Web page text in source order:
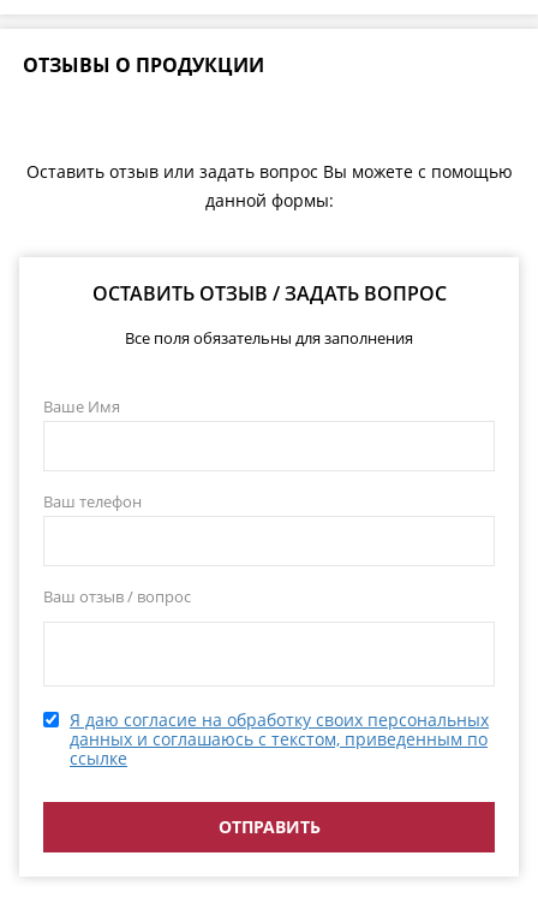
ОТЗЫВЫ О ПРОДУКЦИИ
Оставить отзыв или задать вопрос Вы можете с помощью
данной формы:
ОСТАВИТЬ ОТЗЫВ / ЗАДАТЬ ВОПРОС
Все поля обязательны для заполнения
Ваше Имя
Ваш телефон
Ваш отзыв / вопрос
Я даю согласие на обработку своих персональных
данных и соглашаюсь с текстом, приведенным по
ссылке